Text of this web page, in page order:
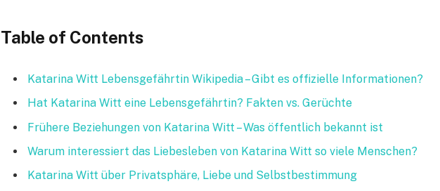
Table of Contents
Katarina Witt Lebensgefährtin Wikipedia – Gibt es offizielle Informationen?
Hat Katarina Witt eine Lebensgefährtin? Fakten vs. Gerüchte
Frühere Beziehungen von Katarina Witt – Was öffentlich bekannt ist
Warum interessiert das Liebesleben von Katarina Witt so viele Menschen?
Katarina Witt über Privatsphäre, Liebe und Selbstbestimmung